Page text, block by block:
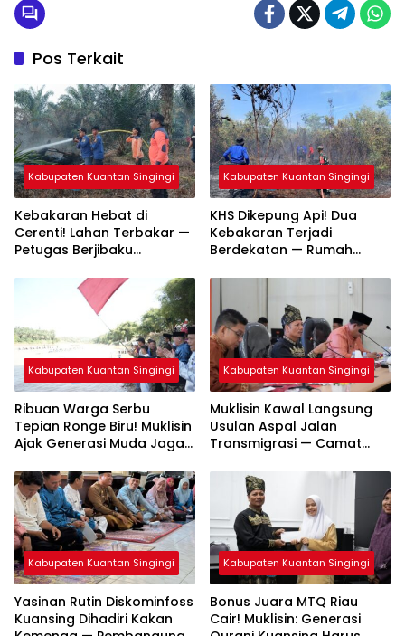
Pos Terkait
Kabupaten Kuantan Singingi
Kebakaran Hebat di
Cerenti! Lahan Terbakar —
Petugas Berjibaku
Kabupaten Kuantan Singingi
KHS Dikepung Api! Dua
Kebakaran Terjadi
Berdekatan — Rumah
Terbakar
Kabupaten Kuantan Singingi
Ribuan Warga Serbu
Tepian Ronge Biru! Muklisin
Ajak Generasi Muda Jaga
Kabupaten Kuantan Singingi
Muklisin Kawal Langsung
Usulan Aspal Jalan
Transmigrasi — Camat
Kabupaten Kuantan Singingi
Yasinan Rutin Diskominfoss
Kuansing Dihadiri Kakan
Kabupaten Kuantan Singingi
Bonus Juara MTQ Riau
Cair! Muklisin: Generasi